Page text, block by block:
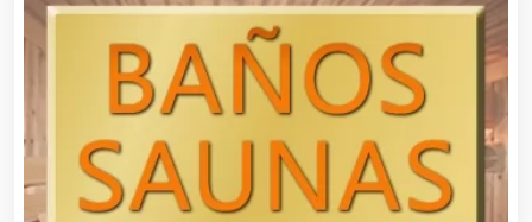
Balnearios
Bancos